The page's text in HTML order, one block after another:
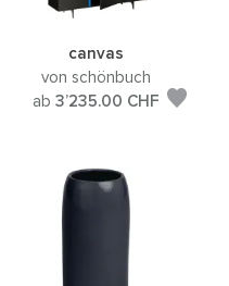
canvas
von schönbuch
ab 3’235.00 CHF